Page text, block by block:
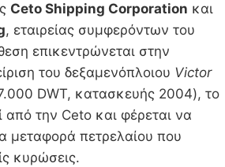
Ceto Shipping Corporation και
, εταιρείας συμφερόντων του
επικεντρώνεται στην
του δεξαμενόπλοιου Victor
DWT, κατασκευής 2004), το
από την Ceto και φέρεται να
μεταφορά πετρελαίου που
κυρώσεις.